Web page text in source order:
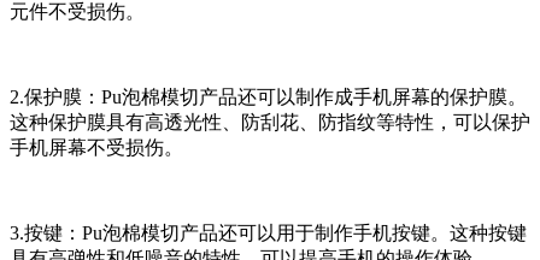
元件不受损伤。
2.保护膜：Pu泡棉模切产品还可以制作成手机屏幕的保护膜。
这种保护膜具有高透光性、防刮花、防指纹等特性，可以保护
手机屏幕不受损伤。
3.按键：Pu泡棉模切产品还可以用于制作手机按键。这种按键